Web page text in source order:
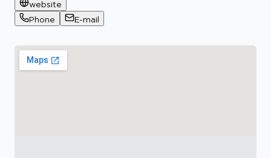
website
Phone
E-mail